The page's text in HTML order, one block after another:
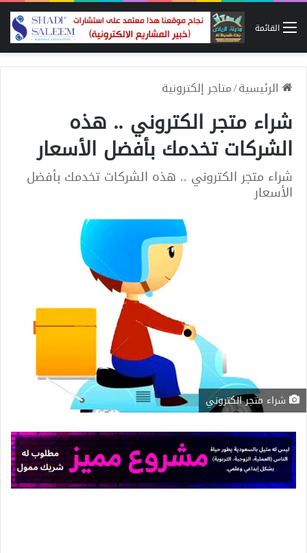
القائمة
الرئيسية/متاجر إلكترونية
شراء متجر الكتروني .. هذه
الشركات تخدمك بأفضل الأسعار
شراء متجر الكتروني .. هذه الشركات تخدمك بأفضل
الأسعار
شراء متجر الكتروني